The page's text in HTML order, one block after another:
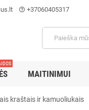
help_outline +37060405317
MAITINIMUI
kraštais ir kamuoliukais